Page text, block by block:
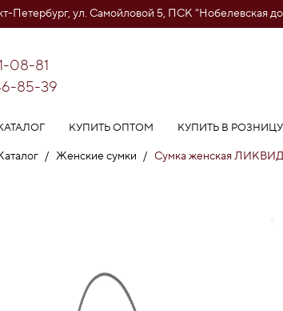
Петербург, ул. Самойловой 5, ПСК "Нобелевская
08-81
85-39
КУПИТЬ ОПТОМ КУПИТЬ В РОЗНИЦУ
/ Женские сумки / Сумка женская